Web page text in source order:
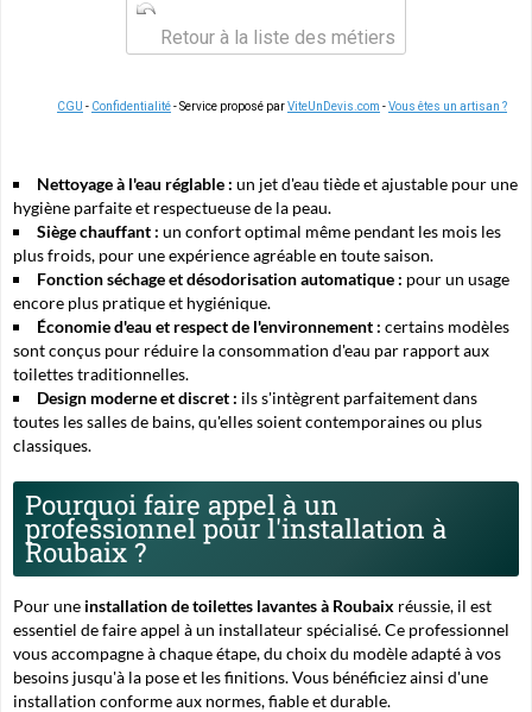
Retour à la liste des métiers
CGU - Confidentialité- Service proposé parViteUnDevis.com -Vous êtes un artisan ?
Nettoyage à l'eau réglable : un jet d'eau tiède et ajustable pour une
hygiène parfaite et respectueuse de la peau.
Siège chauffant : un confort optimal même pendant les mois les
plus froids, pour une expérience agréable en toute saison.
Fonction séchage et désodorisation automatique : pour un usage
encore plus pratique et hygiénique.
Économie d'eau et respect de l'environnement : certains modèles
sont conçus pour réduire la consommation d'eau par rapport aux
toilettes traditionnelles.
Design moderne et discret : ils s'intègrent parfaitement dans
toutes les salles de bains, qu'elles soient contemporaines ou plus
classiques.
Pourquoi faire appel à un
professionnel pour l'installation à
Roubaix ?
Pour une installation de toilettes lavantes à Roubaix réussie, il est
essentiel de faire appel à un installateur spécialisé. Ce professionnel
vous accompagne à chaque étape, du choix du modèle adapté à vos
besoins jusqu'à la pose et les finitions. Vous bénéficiez ainsi d'une
installation conforme aux normes, fiable et durable.